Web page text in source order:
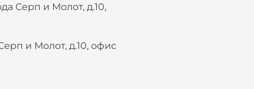
Серп и Молот, д.10,
и Молот, д.10, офис